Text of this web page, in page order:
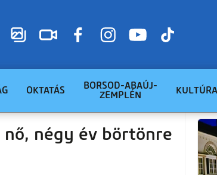
OKTATÁS
BORSOD-ABAÚJ-
ZEMPLÉN
KULTÚRA
négy év börtönre